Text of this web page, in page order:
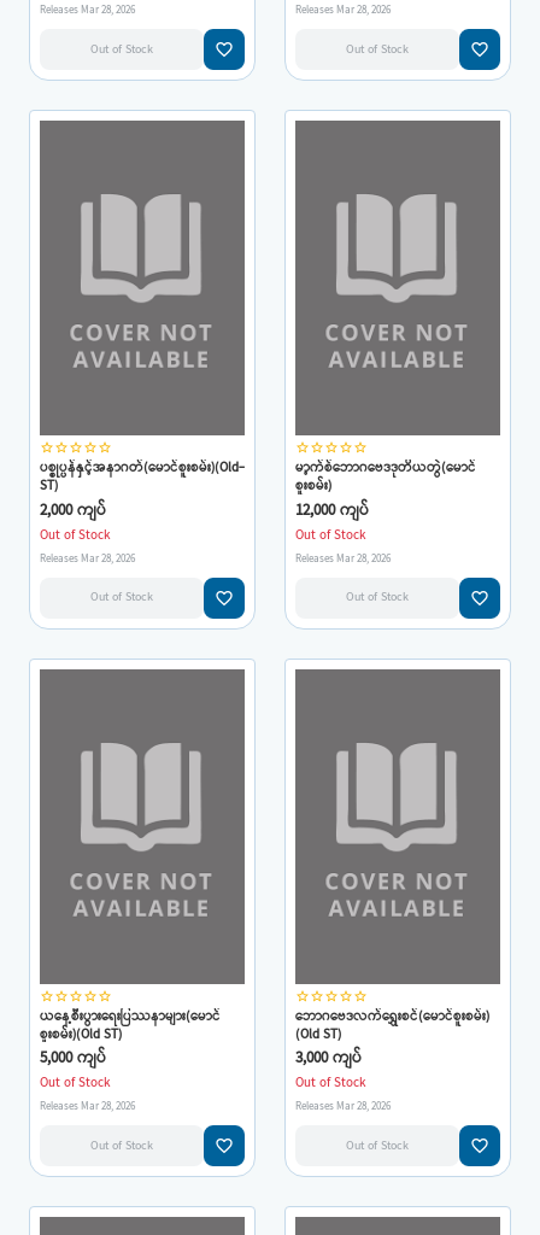
Releases Mar 28, 2026
Out of Stock favorite_border
Releases Mar 28, 2026
Out of Stock favorite_border
star_borderstar_borderstar_borderstar_borderstar_border
ပစ္စုပ္ပန်နှင့်အနာဂတ်(မောင်စူးစမ်း)(Old-
ST)
2,000 ကျပ်
Out of Stock
Releases Mar 28, 2026
Out of Stock favorite_border
star_borderstar_borderstar_borderstar_borderstar_border
မာ့က်စ်ဘောဂဗေဒဒုတိယတွဲ(မောင်
စူးစမ်း)
12,000 ကျပ်
Out of Stock
Releases Mar 28, 2026
Out of Stock favorite_border
star_borderstar_borderstar_borderstar_borderstar_border
ယနေ့စီးပွားရေးပြဿနာများ(မောင်
စူးစမ်း)(Old ST)
5,000 ကျပ်
Out of Stock
Releases Mar 28, 2026
Out of Stock favorite_border
star_borderstar_borderstar_borderstar_borderstar_border
ဘောဂဗေဒလက်ရွှေးစင်(မောင်စူးစမ်း)
(Old ST)
3,000 ကျပ်
Out of Stock
Releases Mar 28, 2026
Out of Stock favorite_border